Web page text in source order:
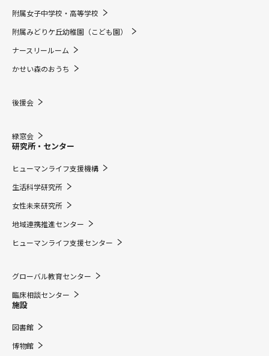
附属女子中学校・高等学校
附属みどりケ丘幼稚園（こども園）
ナースリールーム
かせい森のおうち
後援会
緑窓会
研究所・センター
ヒューマンライフ支援機構
生活科学研究所
女性未来研究所
地域連携推進センター
ヒューマンライフ支援センター
グローバル教育センター
臨床相談センター
施設
図書館
博物館